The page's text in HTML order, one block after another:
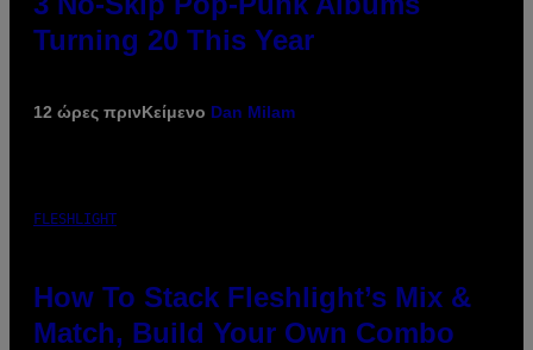
Turning 20 This Year
12 ώρες πρινΚείμενο Dan Milam
FLESHLIGHT
How To Stack Fleshlight’s Mix &
Match, Build Your Own Combo